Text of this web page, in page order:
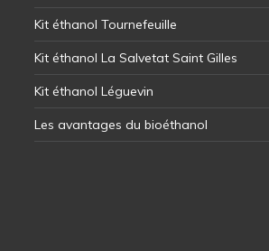
Kit éthanol Tournefeuille
Kit éthanol La Salvetat Saint Gilles
Kit éthanol Léguevin
Les avantages du bioéthanol